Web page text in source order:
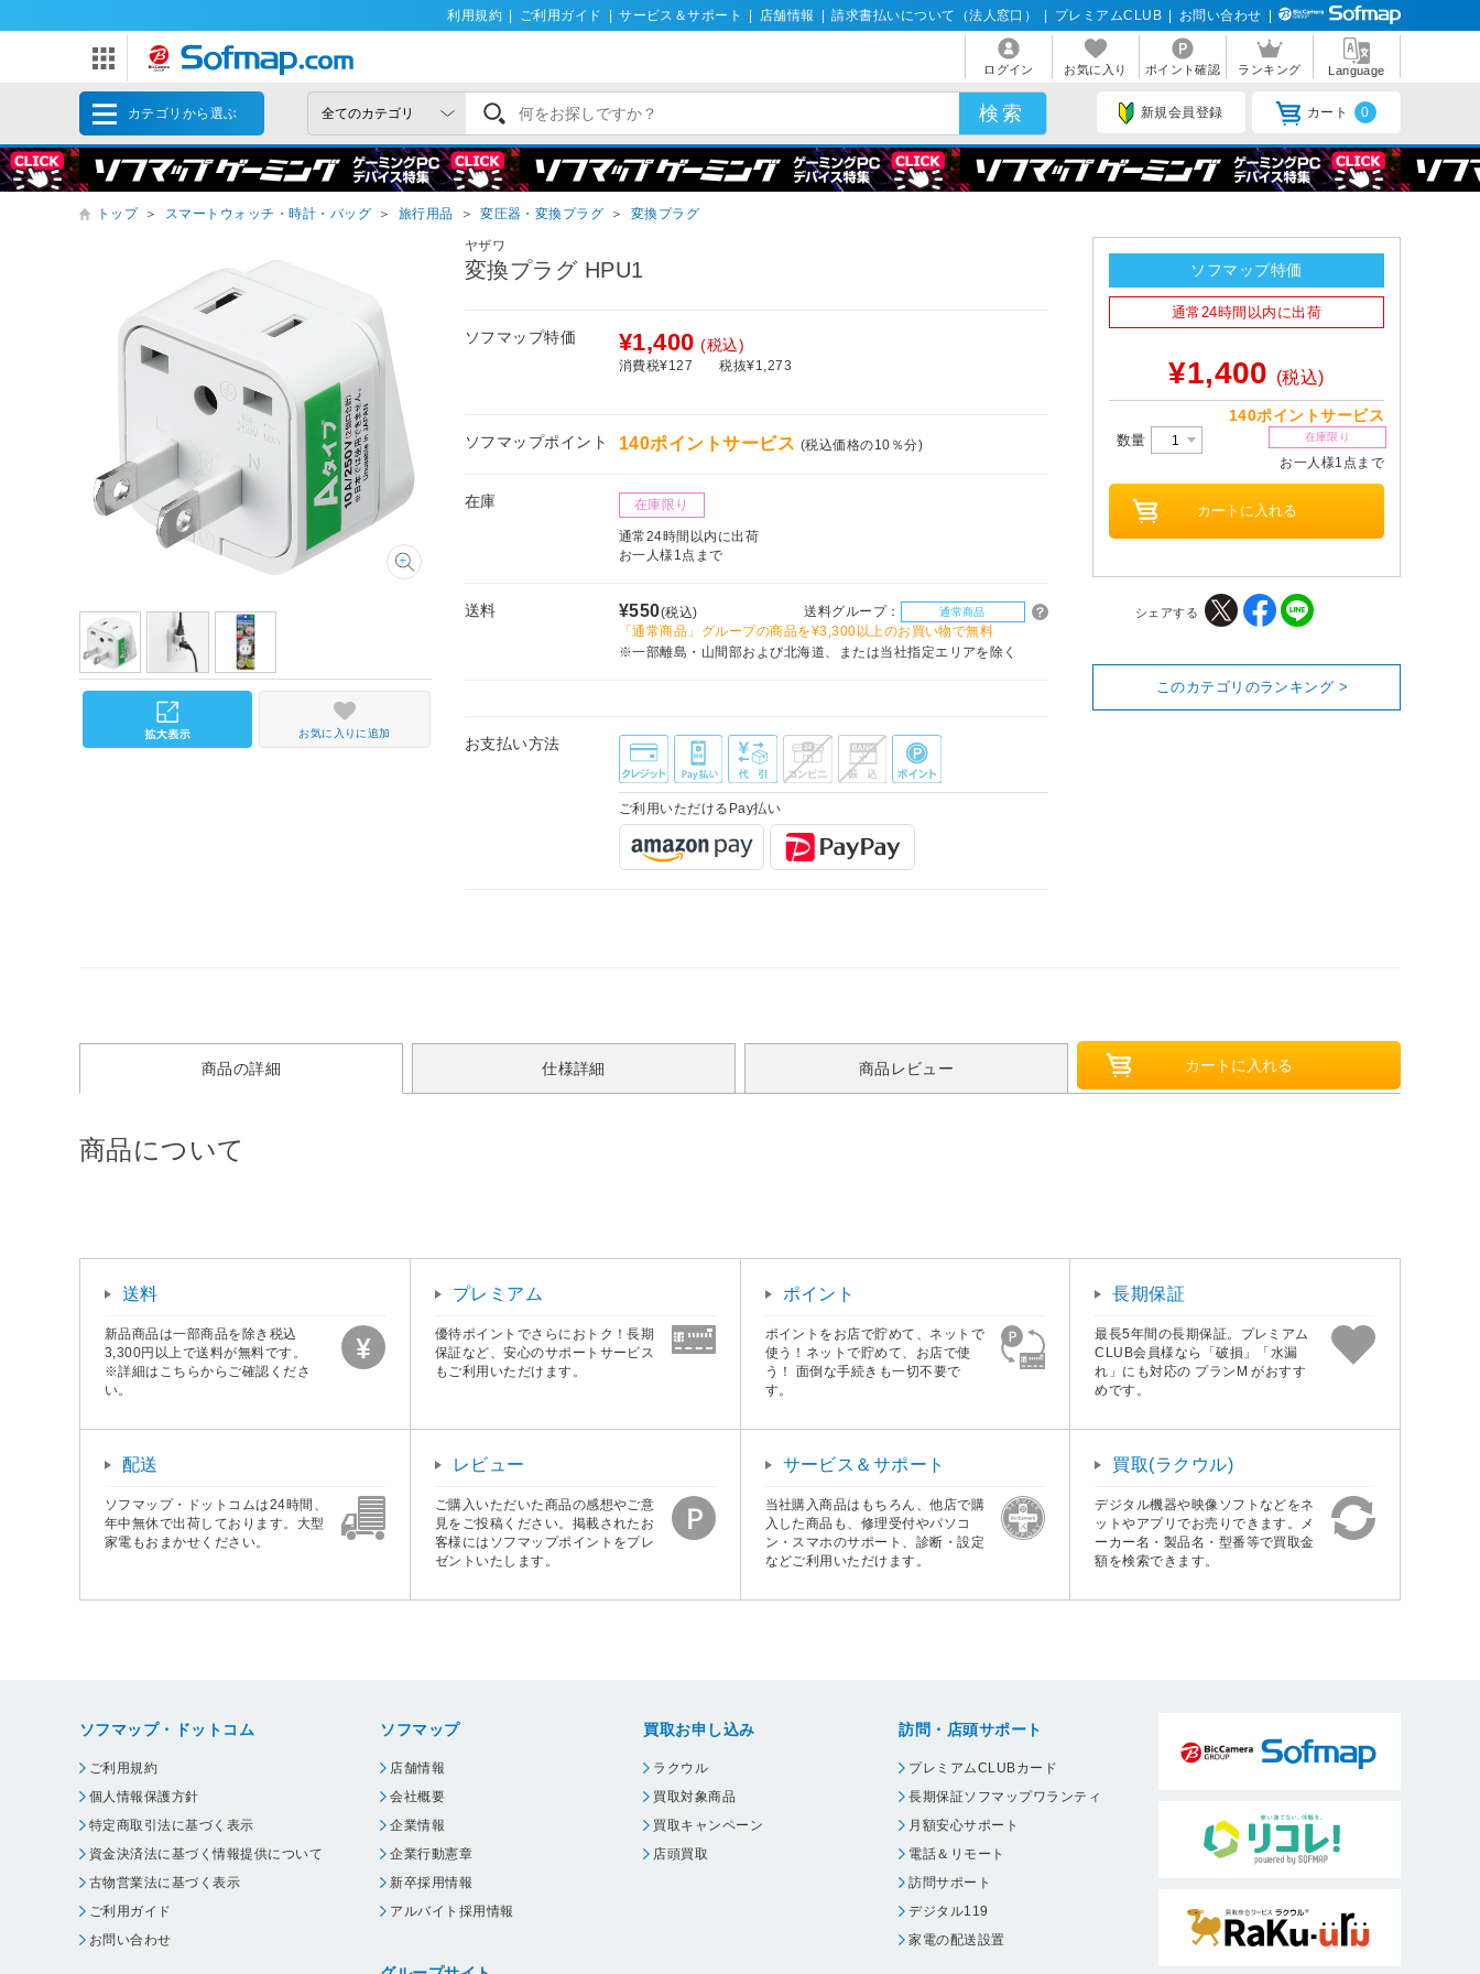
利用規約 ご利用ガイド サービス＆サポート 店舗情報 請求書払いについて（法人窓口） プレミアムCLUB お問い合わせ
ログイン お気に入り ポイント確認 ランキング Language
カテゴリから選ぶ 新規会員登録 カート 0
トップ ＞ スマートウォッチ・時計・バッグ ＞ 旅行用品 ＞ 変圧器・変換プラグ ＞ 変換プラグ
ヤザワ
変換プラグ HPU1
ソフマップ特価 ¥1,400 (税込)
消費税¥127 税抜¥1,273
ソフマップポイント 140ポイントサービス (税込価格の10％分)
在庫 在庫限り
通常24時間以内に出荷
お一人様1点まで
送料 ¥550(税込) 送料グループ： 通常商品
「通常商品」グループの商品を¥3,300以上のお買い物で無料
※一部離島・山間部および北海道、または当社指定エリアを除く
お支払い方法
ご利用いただけるPay払い
お気に入りに追加
ソフマップ特価
通常24時間以内に出荷
¥1,400 (税込)
140ポイントサービス
数量 在庫限り
お一人様1点まで
シェアする
このカテゴリのランキング >
商品の詳細 仕様詳細 商品レビュー
商品について
送料
新品商品は一部商品を除き税込
3,300円以上で送料が無料です。
※詳細はこちらからご確認くださ
い。
プレミアム
優待ポイントでさらにおトク！長期
保証など、安心のサポートサービス
もご利用いただけます。
ポイント
ポイントをお店で貯めて、ネットで
使う！ネットで貯めて、お店で使
う！ 面倒な手続きも一切不要で
す。
長期保証
最長5年間の長期保証。プレミアム
CLUB会員様なら「破損」「水漏
れ」にも対応の プランM がおすす
めです。
配送
ソフマップ・ドットコムは24時間、
年中無休で出荷しております。大型
家電もおまかせください。
レビュー
ご購入いただいた商品の感想やご意
見をご投稿ください。掲載されたお
客様にはソフマップポイントをプレ
ゼントいたします。
サービス＆サポート
当社購入商品はもちろん、他店で購
入した商品も、修理受付やパソコ
ン・スマホのサポート、診断・設定
などご利用いただけます。
買取(ラクウル)
デジタル機器や映像ソフトなどをネ
ットやアプリでお売りできます。メ
ーカー名・製品名・型番等で買取金
額を検索できます。
ソフマップ・ドットコム
ご利用規約
個人情報保護方針
特定商取引法に基づく表示
資金決済法に基づく情報提供について
古物営業法に基づく表示
ご利用ガイド
お問い合わせ
ソフマップ
店舗情報
会社概要
企業情報
企業行動憲章
新卒採用情報
アルバイト採用情報
買取お申し込み
ラクウル
買取対象商品
買取キャンペーン
店頭買取
訪問・店頭サポート
プレミアムCLUBカード
長期保証ソフマップワランティ
月額安心サポート
電話＆リモート
訪問サポート
デジタル119
家電の配送設置